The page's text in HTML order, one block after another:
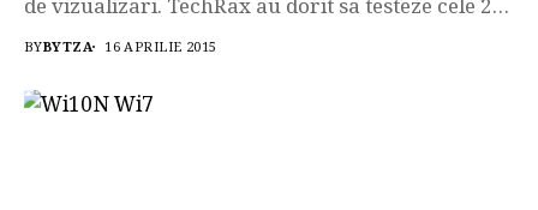
flagship-uri intr-un mod inedit asa ca sau gandit
conditii extreme. Cei de la
BYBYTZA 16 APRILIE 2015